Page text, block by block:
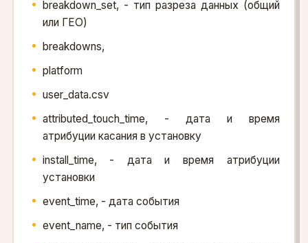
breakdown_set, - тип разреза данных (общий
или ГЕО)
breakdowns,
platform
user_data.csv
attributed_touch_time, - дата и время
атрибуции касания в установку
install_time, - дата и время атрибуции
установки
event_time, - дата события
event_name, - тип события